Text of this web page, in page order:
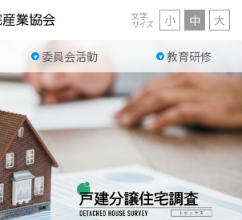
委員会活動 教育研修
文字
サイズ 小 中 大